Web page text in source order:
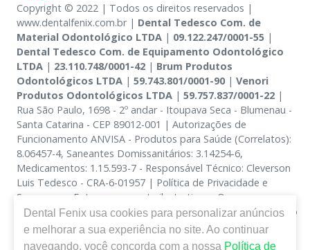
Copyright © 2022 | Todos os direitos reservados |
www.dentalfenix.com.br | Dental Tedesco Com. de
Material Odontológico LTDA | 09.122.247/0001-55 |
Dental Tedesco Com. de Equipamento Odontológico
LTDA | 23.110.748/0001-42 | Brum Produtos
Odontológicos LTDA | 59.743.801/0001-90| Venori
Produtos Odontológicos LTDA | 59.757.837/0001-22 |
Rua São Paulo, 1698 - 2º andar - Itoupava Seca - Blumenau -
Santa Catarina - CEP 89012-001 | Autorizações de
Funcionamento ANVISA - Produtos para Saúde (Correlatos):
8.06457-4, Saneantes Domissanitários: 3.14254-6,
Medicamentos: 1.15.593-7 - Responsável Técnico: Cleverson
Luis Tedesco - CRA-6-01957 | Política de Privacidade e
Segurança - Fotos meramente ilustrativas - Os preços e
condições da loja virtual estão sujeitos a alterações. Em caso
de divergência de preços no site, o valor válido é o do
Carrinho de Compra. Não vendemos por atacado, por isso
Dental Fenix usa cookies para personalizar anúncios
e melhorar a sua experiência no site. Ao continuar
navegando, você concorda com a nossa Política de